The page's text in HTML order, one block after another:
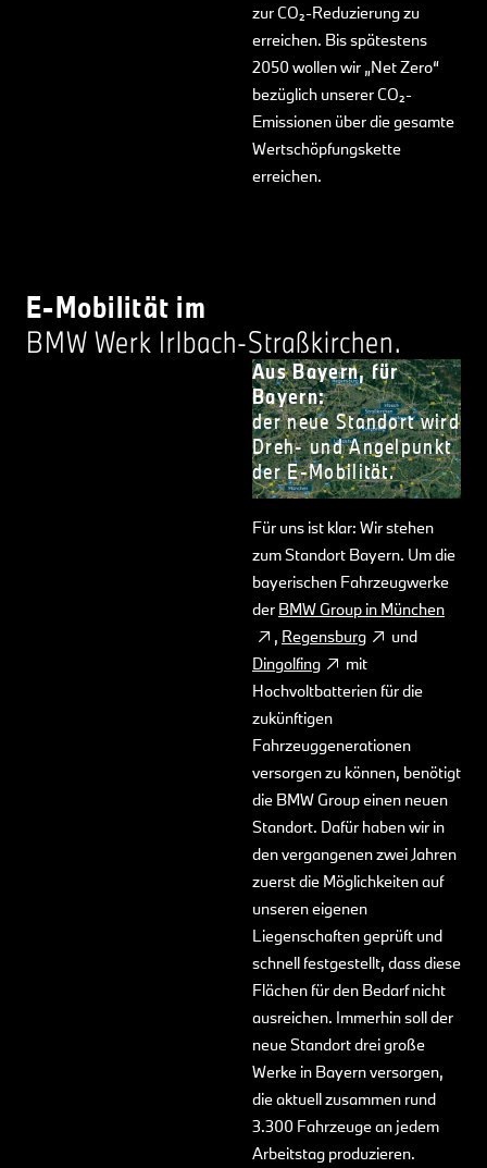
zur CO₂-Reduzierung zu
erreichen. Bis spätestens
2050 wollen wir „Net Zero“
bezüglich unserer CO₂-
Emissionen über die gesamte
Wertschöpfungskette
erreichen.
E-Mobilität im
BMW Werk Irlbach-Straßkirchen.
Aus Bayern, für
Bayern:
der neue Standort wird
Dreh- und Angelpunkt
der E-Mobilität.
Für uns ist klar: Wir stehen
zum Standort Bayern. Um die
bayerischen Fahrzeugwerke
der BMW Group in München
, Regensburg
und
Dingolfing
mit
Hochvoltbatterien für die
zukünftigen
Fahrzeuggenerationen
versorgen zu können, benötigt
die BMW Group einen neuen
Standort. Dafür haben wir in
den vergangenen zwei Jahren
zuerst die Möglichkeiten auf
unseren eigenen
Liegenschaften geprüft und
schnell festgestellt, dass diese
Flächen für den Bedarf nicht
ausreichen. Immerhin soll der
neue Standort drei große
Werke in Bayern versorgen,
die aktuell zusammen rund
3.300 Fahrzeuge an jedem
Arbeitstag produzieren.